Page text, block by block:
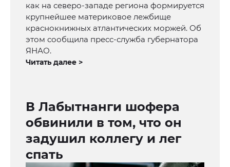
как на северо-западе региона формируется
крупнейшее материковое лежбище
краснокнижных атлантических моржей. Об
этом сообщила пресс-служба губернатора
ЯНАО.
Читать далее >
В Лабытнанги шофера
обвинили в том, что он
задушил коллегу и лег
спать